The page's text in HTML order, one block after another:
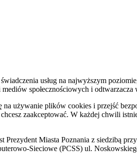
usług na najwyższym
społecznościowych i odtwarzacza
na używanie plików cookies i przejść
zaakceptować. W każdej chwili
Miasta Poznania z siedzibą
Sieciowe (PCSS) ul.